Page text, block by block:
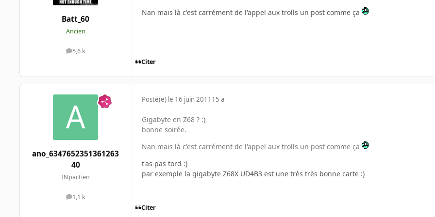
Batt_60
Ancien
5,6 k
messages
Nan mais là c'est carrément de l'appel aux trolls un post comme ça
Citer
ano_6347652351361263
40
INpactien
1,1 k
messages
Posté(e) le 16 juin 2011 15 a
Gigabyte en Z68 ? :)
bonne soirée.
Nan mais là c'est carrément de l'appel aux trolls un post comme ça
t'as pas tord :)
par exemple la gigabyte Z68X UD4B3 est une très très bonne carte :)
Citer